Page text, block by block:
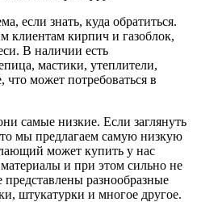
если знать, куда обратиться.
кирпич и газоблок,
В наличии есть
мастики, утеплители,
может потребоваться в
самые низкие. Если заглянуть
мы предлагаем самую низкую
может купить у нас
и при этом сильно не
представлены разнообразные
штукатурки и многое другое.